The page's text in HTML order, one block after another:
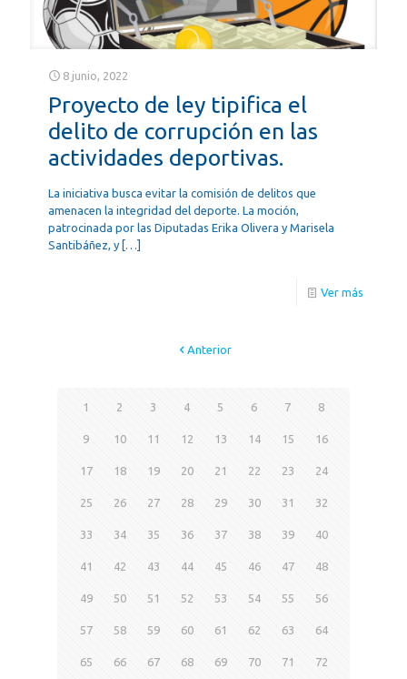
8 junio, 2022
Proyecto de ley tipifica el
delito de corrupción en las
actividades deportivas.
La iniciativa busca evitar la comisión de delitos que
amenacen la integridad del deporte. La moción,
patrocinada por las Diputadas Erika Olivera y Marisela
Santibáñez, y […]
Ver más
Anterior
1 2 3 4 5 6 7 8
9 10 11 12 13 14 15 16
17 18 19 20 21 22 23 24
25 26 27 28 29 30 31 32
33 34 35 36 37 38 39 40
41 42 43 44 45 46 47 48
49 50 51 52 53 54 55 56
57 58 59 60 61 62 63 64
65 66 67 68 69 70 71 72